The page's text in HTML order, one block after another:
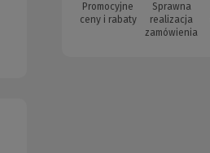
Promocyjne
ceny i rabaty
Sprawna
realizacja
zamówienia